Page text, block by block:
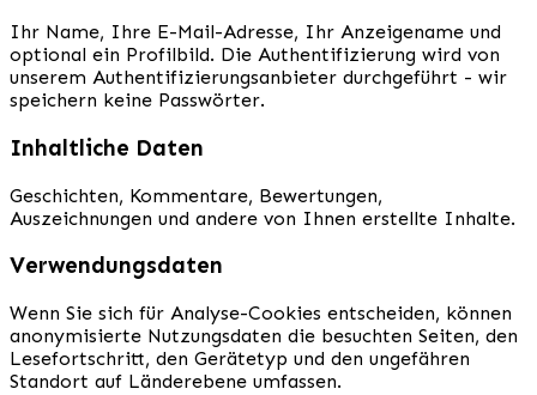
Ihr Name, Ihre E-Mail-Adresse, Ihr Anzeigename und
optional ein Profilbild. Die Authentifizierung wird von
unserem Authentifizierungsanbieter durchgeführt - wir
speichern keine Passwörter.
Inhaltliche Daten
Geschichten, Kommentare, Bewertungen,
Auszeichnungen und andere von Ihnen erstellte Inhalte.
Verwendungsdaten
Wenn Sie sich für Analyse-Cookies entscheiden, können
anonymisierte Nutzungsdaten die besuchten Seiten, den
Lesefortschritt, den Gerätetyp und den ungefähren
Standort auf Länderebene umfassen.